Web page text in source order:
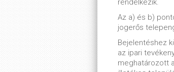
rendelkezik.
Az a) és b)
jogerős
Bejelentéshez
az ipari
meghatározott